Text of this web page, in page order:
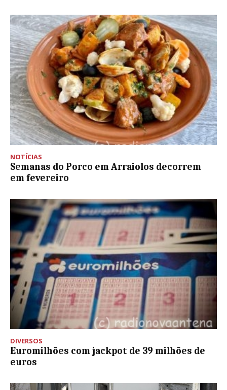
NOTÍCIAS
Semanas do Porco em Arraiolos decorrem
em fevereiro
DIVERSOS
Euromilhões com jackpot de 39 milhões de
euros